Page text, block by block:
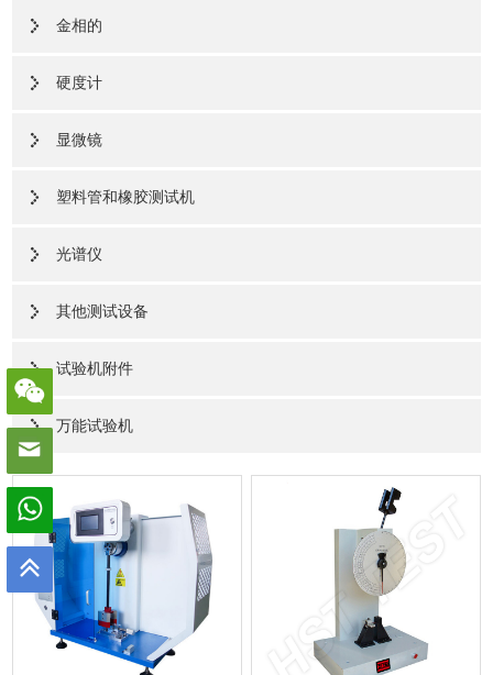
金相的
硬度计
显微镜
塑料管和橡胶测试机
光谱仪
其他测试设备
试验机附件
万能试验机